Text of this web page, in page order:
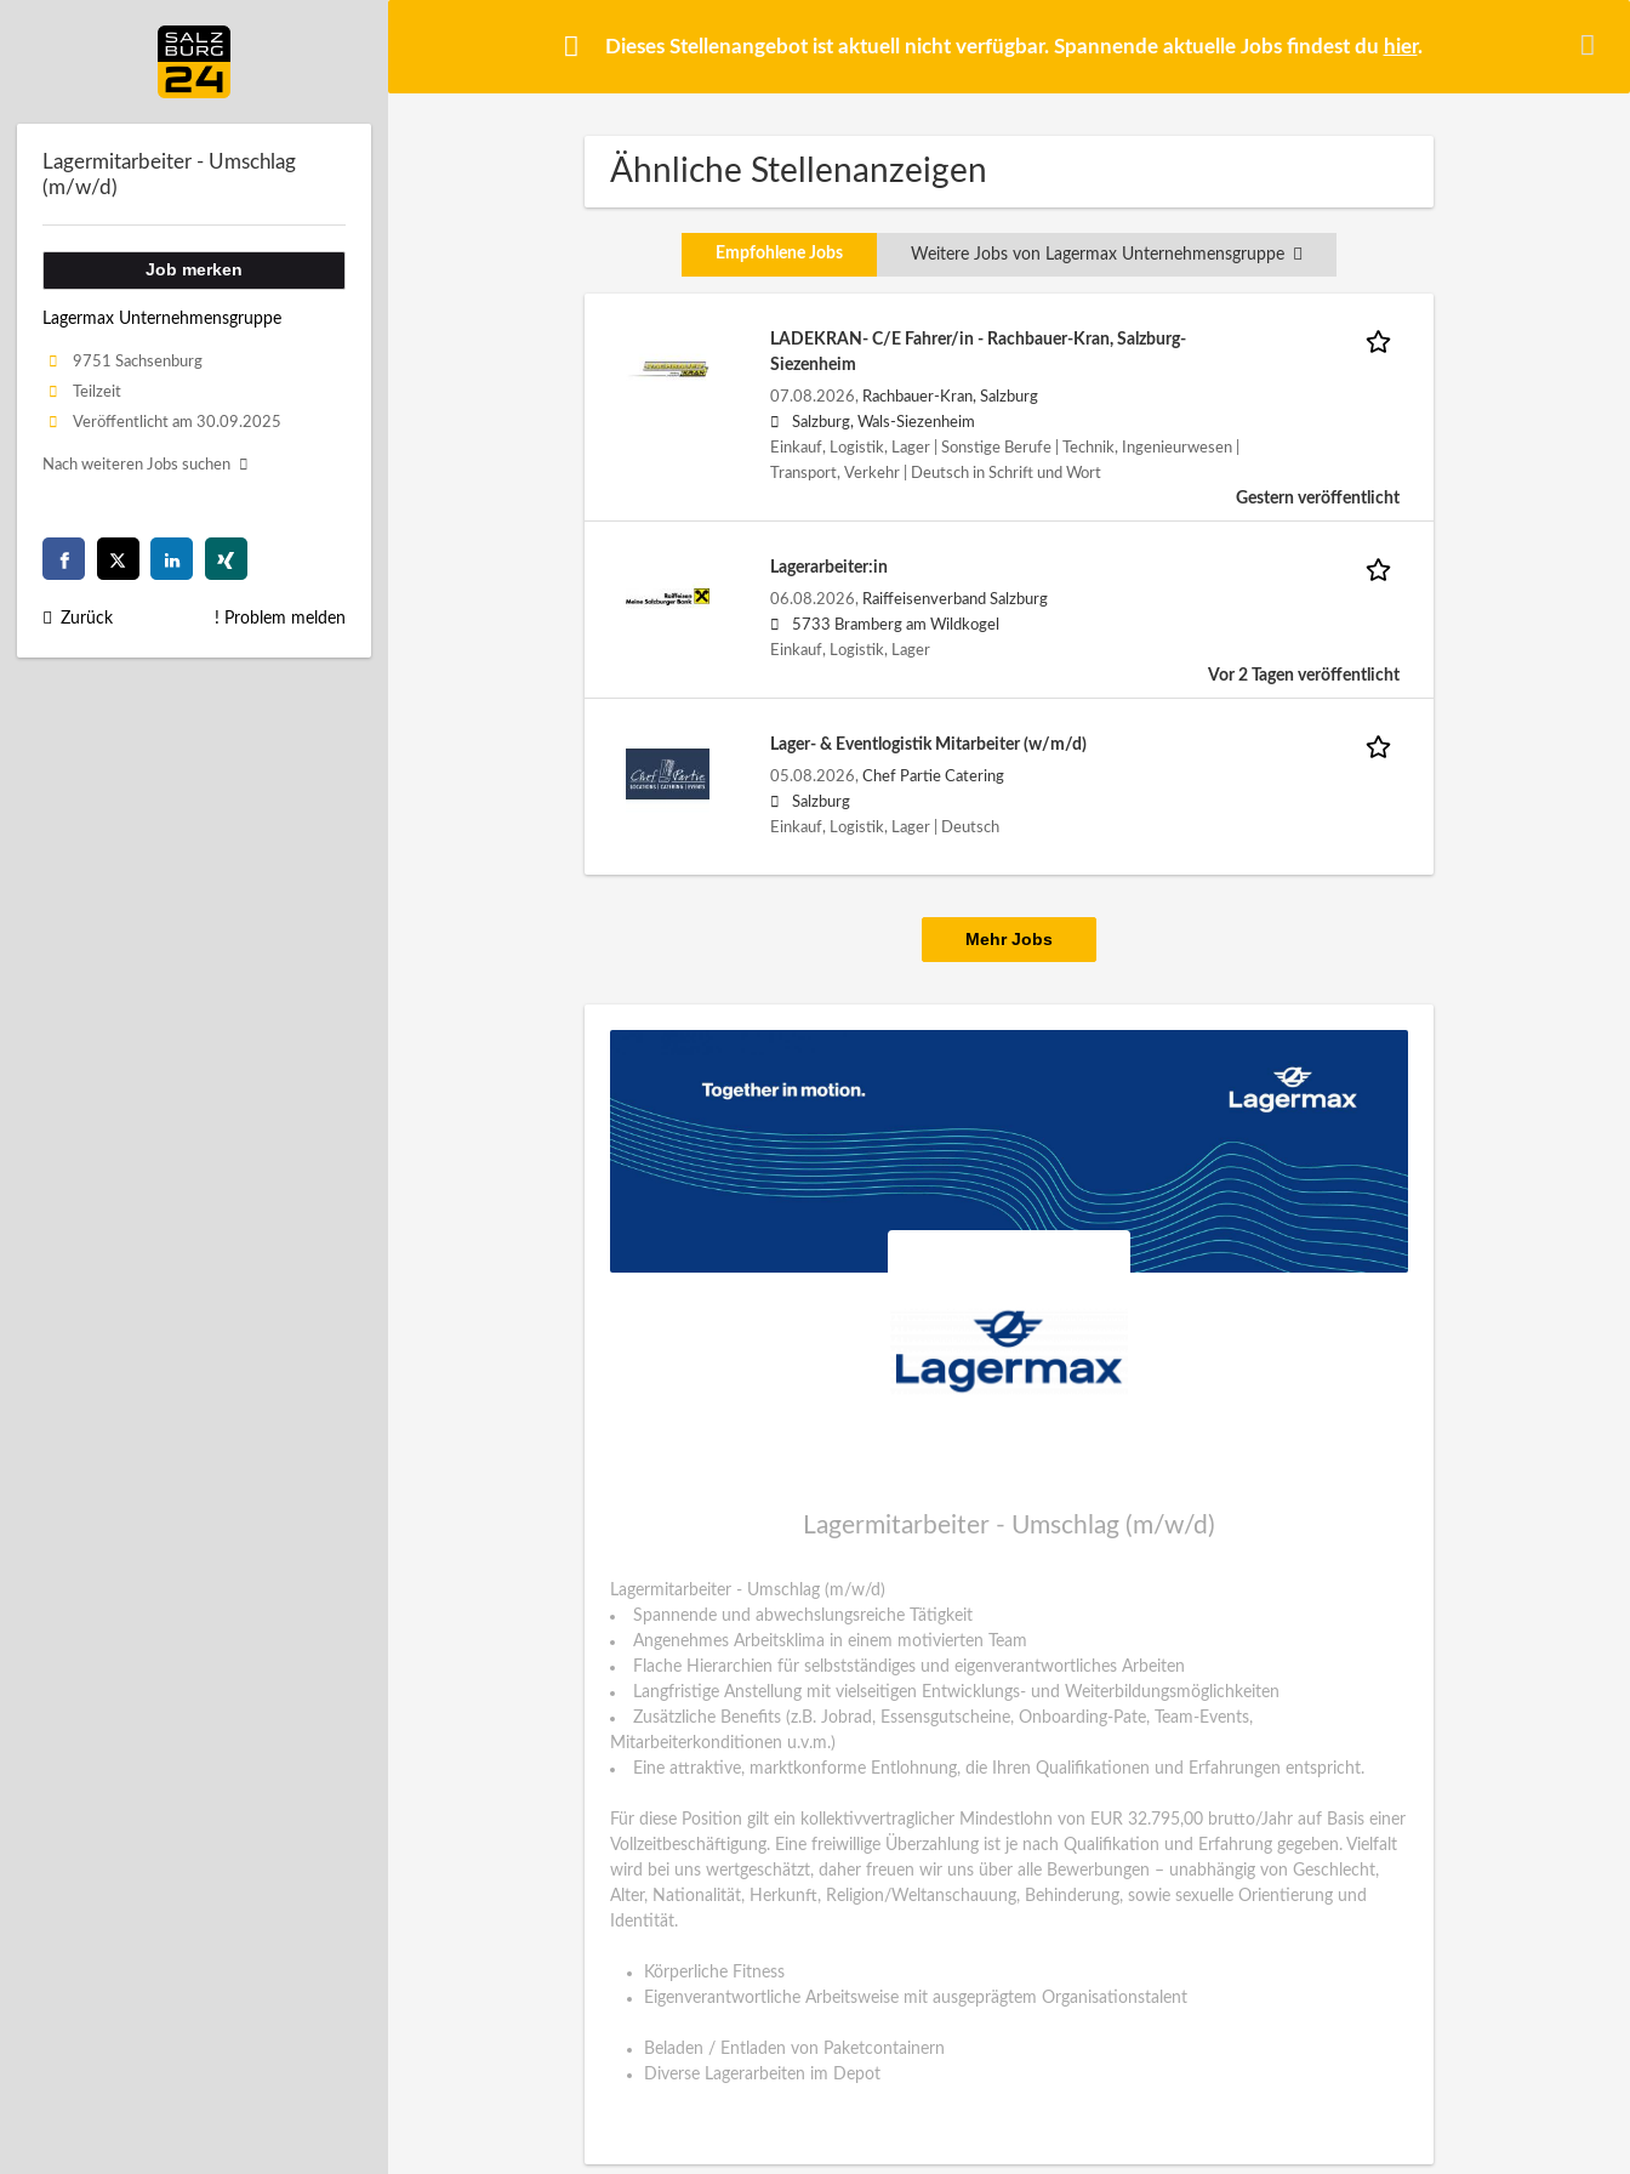
Dieses Stellenangebot ist aktuell nicht verfügbar. Spannende aktuelle Jobs findest du hier.
Ähnliche Stellenanzeigen
Empfohlene Jobs Weitere Jobs von Lagermax Unternehmensgruppe
LADEKRAN- C/E Fahrer/in - Rachbauer-Kran, Salzburg-
Siezenheim
07.08.2026, Rachbauer-Kran, Salzburg
Salzburg, Wals-Siezenheim
Einkauf, Logistik, Lager | Sonstige Berufe | Technik, Ingenieurwesen |
Transport, Verkehr | Deutsch in Schrift und Wort
Gestern veröffentlicht
Lagerarbeiter:in
06.08.2026, Raiffeisenverband Salzburg
5733 Bramberg am Wildkogel
Einkauf, Logistik, Lager
Vor 2 Tagen veröffentlicht
Lager- & Eventlogistik Mitarbeiter (w/m/d)
05.08.2026, Chef Partie Catering
Salzburg
Einkauf, Logistik, Lager | Deutsch
Mehr Jobs
Lagermitarbeiter - Umschlag (m/w/d)
Lagermitarbeiter - Umschlag (m/w/d)
Spannende und abwechslungsreiche Tätigkeit
Angenehmes Arbeitsklima in einem motivierten Team
Flache Hierarchien für selbstständiges und eigenverantwortliches Arbeiten
Langfristige Anstellung mit vielseitigen Entwicklungs- und Weiterbildungsmöglichkeiten
Zusätzliche Benefits (z.B. Jobrad, Essensgutscheine, Onboarding-Pate, Team-Events,
Mitarbeiterkonditionen u.v.m.)
Eine attraktive, marktkonforme Entlohnung, die Ihren Qualifikationen und Erfahrungen entspricht.
Für diese Position gilt ein kollektivvertraglicher Mindestlohn von EUR 32.795,00 brutto/Jahr auf Basis einer
Vollzeitbeschäftigung. Eine freiwillige Überzahlung ist je nach Qualifikation und Erfahrung gegeben. Vielfalt
wird bei uns wertgeschätzt, daher freuen wir uns über alle Bewerbungen – unabhängig von Geschlecht,
Alter, Nationalität, Herkunft, Religion/Weltanschauung, Behinderung, sowie sexuelle Orientierung und
Identität.
Körperliche Fitness
Eigenverantwortliche Arbeitsweise mit ausgeprägtem Organisationstalent
Beladen / Entladen von Paketcontainern
Diverse Lagerarbeiten im Depot
Lagermitarbeiter - Umschlag
(m/w/d)
Job merken
Lagermax Unternehmensgruppe
9751 Sachsenburg
Teilzeit
Veröffentlicht am 30.09.2025
Nach weiteren Jobs suchen
Zurück ! Problem melden